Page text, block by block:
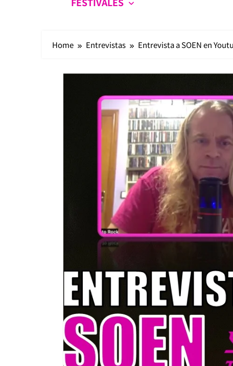
Home Entrevistas Entrevista a SOEN en